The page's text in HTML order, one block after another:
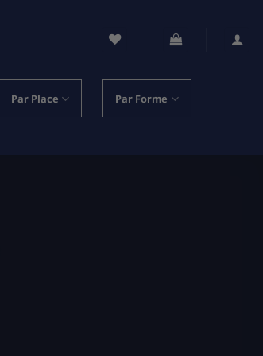
Par Place Par Forme